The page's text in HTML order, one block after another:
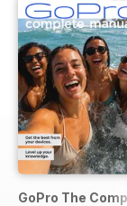
GoPro The